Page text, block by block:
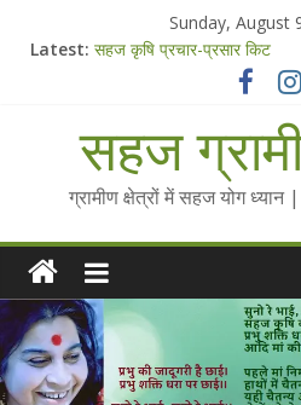
Sunday, August
Latest: सहज कृषि प्रचार-प्रसार किट
Standee Designs @
Chalo Gaon Ki Or
Collected Talks on
सहज
ग्रामीण क्षेत्रों में सहज योग ध्यान